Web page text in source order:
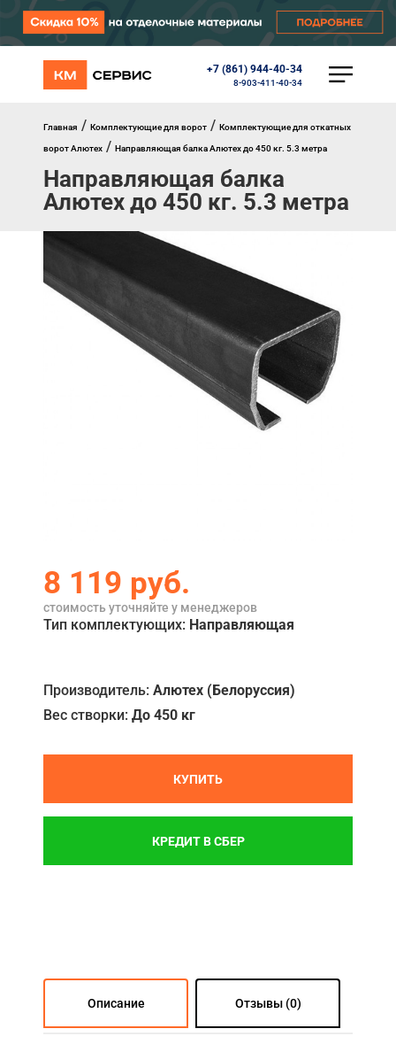
+7 (861) 944-40-34
8-903-411-40-34
КАТАЛОГ
Перегрузочное оборудование
Уличные калитки
Шлагбаумы
Противопожарные ворота
Противопожарные шторы
Внешняя солнцезащита
Комплектующие
Маркизы
Окна, порталы, двери
Кредит
О компании
Контакты
Главная / Комплектующие для ворот / Комплектующие для откатных
ворот Алютех / Направляющая балка Алютех до 450 кг. 5.3 метра
Направляющая балка
Алютех до 450 кг. 5.3 метра
8 119 руб.
стоимость уточняйте у менеджеров
Тип комплектующих: Направляющая
Производитель: Алютех (Белоруссия)
Вес створки: До 450 кг
КУПИТЬ
КРЕДИТ В СБЕР
Описание Отзывы (0)